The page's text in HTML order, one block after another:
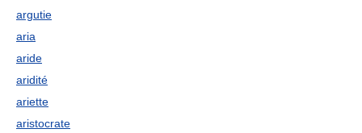
argutie
aria
aride
aridité
ariette
aristocrate